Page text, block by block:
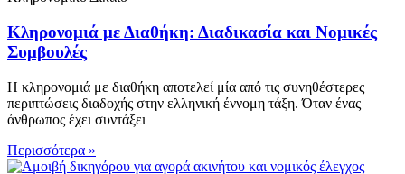
Κληρονομιά με Διαθήκη: Διαδικασία και Νομικές
Συμβουλές
Η κληρονομιά με διαθήκη αποτελεί μία από τις συνηθέστερες
περιπτώσεις διαδοχής στην ελληνική έννομη τάξη. Όταν ένας
άνθρωπος έχει συντάξει
Περισσότερα »